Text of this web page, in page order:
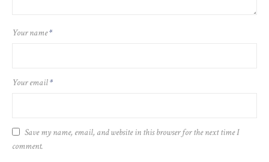
Your name*
Your email*
Save my name, email, and website in this browser for the next time I
comment.